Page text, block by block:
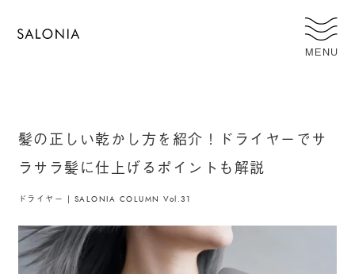
MENU
髪の正しい乾かし方を紹介！ドライヤーでサ
ラサラ髪に仕上げるポイントも解説
ドライヤー | SALONIA COLUMN Vol.31